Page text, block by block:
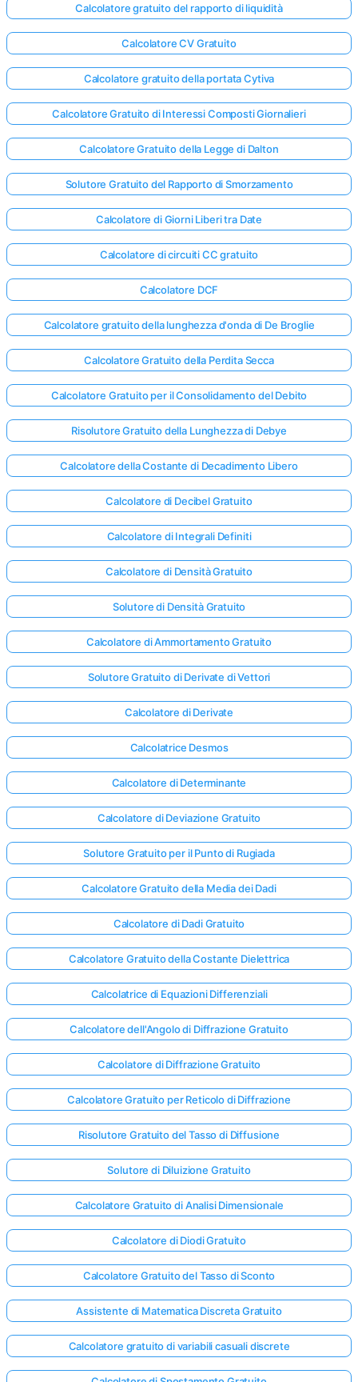
Accedi
Calcolatore gratuito del rapporto di liquidità
Calcolatore CV Gratuito
Calcolatore gratuito della portata Cytiva
Calcolatore Gratuito di Interessi Composti Giornalieri
Calcolatore Gratuito della Legge di Dalton
Solutore Gratuito del Rapporto di Smorzamento
Calcolatore di Giorni Liberi tra Date
Calcolatore di circuiti CC gratuito
Calcolatore DCF
Calcolatore gratuito della lunghezza d'onda di De Broglie
Calcolatore Gratuito della Perdita Secca
Calcolatore Gratuito per il Consolidamento del Debito
Risolutore Gratuito della Lunghezza di Debye
Calcolatore della Costante di Decadimento Libero
Calcolatore di Decibel Gratuito
Calcolatore di Integrali Definiti
Calcolatore di Densità Gratuito
Solutore di Densità Gratuito
Calcolatore di Ammortamento Gratuito
Solutore Gratuito di Derivate di Vettori
Calcolatore di Derivate
Calcolatrice Desmos
Calcolatore di Determinante
Calcolatore di Deviazione Gratuito
Solutore Gratuito per il Punto di Rugiada
Calcolatore Gratuito della Media dei Dadi
Calcolatore di Dadi Gratuito
Calcolatore Gratuito della Costante Dielettrica
Calcolatrice di Equazioni Differenziali
Calcolatore dell'Angolo di Diffrazione Gratuito
Calcolatore di Diffrazione Gratuito
Calcolatore Gratuito per Reticolo di Diffrazione
Risolutore Gratuito del Tasso di Diffusione
Solutore di Diluizione Gratuito
Calcolatore Gratuito di Analisi Dimensionale
Calcolatore di Diodi Gratuito
Calcolatore Gratuito del Tasso di Sconto
Assistente di Matematica Discreta Gratuito
Calcolatore gratuito di variabili casuali discrete